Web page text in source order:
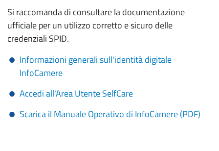
Si raccomanda di consultare la documentazione
ufficiale per un utilizzo corretto e sicuro delle
credenziali SPID.
Informazioni generali sull'identità digitale
InfoCamere
Accedi all'Area Utente SelfCare
Scarica il Manuale Operativo di InfoCamere (PDF)